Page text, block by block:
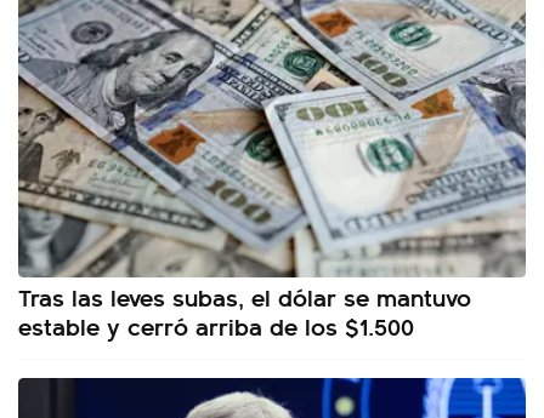
Tras las leves subas, el dólar se mantuvo
estable y cerró arriba de los $1.500